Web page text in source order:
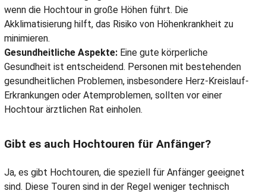
wenn die Hochtour in große Höhen führt. Die
Akklimatisierung hilft, das Risiko von Höhenkrankheit zu
minimieren.
Gesundheitliche Aspekte: Eine gute körperliche
Gesundheit ist entscheidend. Personen mit bestehenden
gesundheitlichen Problemen, insbesondere Herz-Kreislauf-
Erkrankungen oder Atemproblemen, sollten vor einer
Hochtour ärztlichen Rat einholen.
Gibt es auch Hochtouren für Anfänger?
Ja, es gibt Hochtouren, die speziell für Anfänger geeignet
sind. Diese Touren sind in der Regel weniger technisch